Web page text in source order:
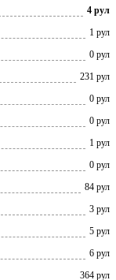
4 рул
1 рул
0 рул
231 рул
0 рул
0 рул
1 рул
0 рул
84 рул
3 рул
5 рул
6 рул
364 рул